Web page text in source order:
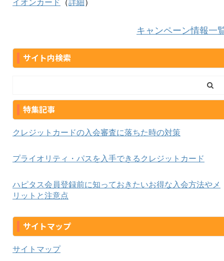
イオンカード （詳細）
キャンペーン情報一
サイト内検索
特集記事
クレジットカードの入会審査に落ちた時の対策
プライオリティ・パスを入手できるクレジットカード
ハピタス会員登録前に知っておきたいお得な入会方法やメ
リットと注意点
サイトマップ
サイトマップ